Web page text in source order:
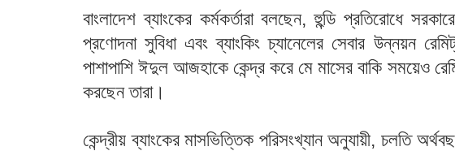
বাংলাদেশ ব্যাংকের কর্মকর্তারা বলছেন, হুন্ডি প্রতিরোধে
প্রণোদনা সুবিধা এবং ব্যাংকিং চ্যানেলের সেবার উন্নয়ন
পাশাপাশি ঈদুল আজহাকে কেন্দ্র করে মে মাসের বাকি সময়েও
করছেন তারা।
কেন্দ্রীয় ব্যাংকের মাসভিত্তিক পরিসংখ্যান অনুযায়ী, চলতি